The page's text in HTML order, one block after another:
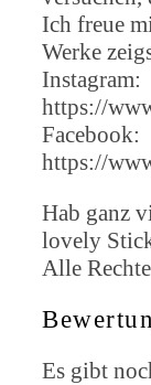
Ich freue
Werke
Instagram:
https://
Facebook:
https://
Hab ganz
lovely
Alle
Es gibt